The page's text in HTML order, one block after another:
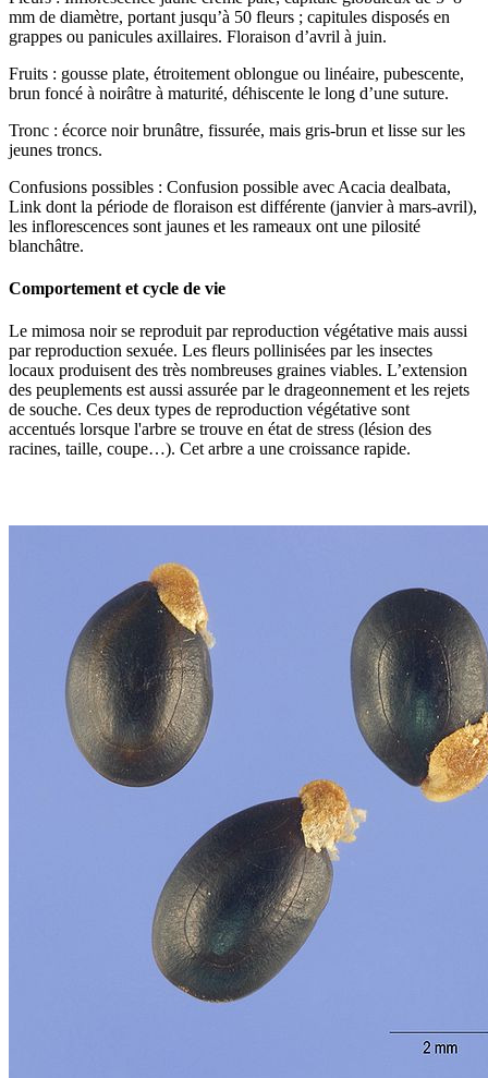
mm de diamètre, portant jusqu’à 50 fleurs ; capitules disposés en
grappes ou panicules axillaires. Floraison d’avril à juin.
Fruits : gousse plate, étroitement oblongue ou linéaire, pubescente,
brun foncé à noirâtre à maturité, déhiscente le long d’une suture.
Tronc : écorce noir brunâtre, fissurée, mais gris-brun et lisse sur les
jeunes troncs.
Confusions possibles : Confusion possible avec Acacia dealbata,
Link dont la période de floraison est différente (janvier à mars-avril),
les inflorescences sont jaunes et les rameaux ont une pilosité
blanchâtre.
Comportement et cycle de vie
Le mimosa noir se reproduit par reproduction végétative mais aussi
par reproduction sexuée. Les fleurs pollinisées par les insectes
locaux produisent des très nombreuses graines viables. L’extension
des peuplements est aussi assurée par le drageonnement et les rejets
de souche. Ces deux types de reproduction végétative sont
accentués lorsque l'arbre se trouve en état de stress (lésion des
racines, taille, coupe…). Cet arbre a une croissance rapide.